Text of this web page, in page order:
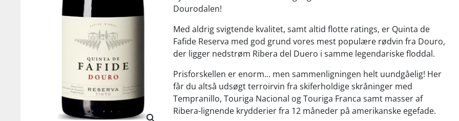
Dourodalen!
Med aldrig svigtende kvalitet, samt altid flotte ratings, er Quinta de
Fafide Reserva med god grund vores mest populære rødvin fra Douro,
der ligger nedstrøm Ribera del Duero i samme legendariske floddal.
Prisforskellen er enorm... men sammenligningen helt uundgåelig! Her
får du altså udsøgt terroirvin fra skiferholdige skråninger med
Tempranillo, Touriga Nacional og Touriga Franca samt masser af
Ribera-lignende krydderier fra 12 måneder på amerikanske egefade.